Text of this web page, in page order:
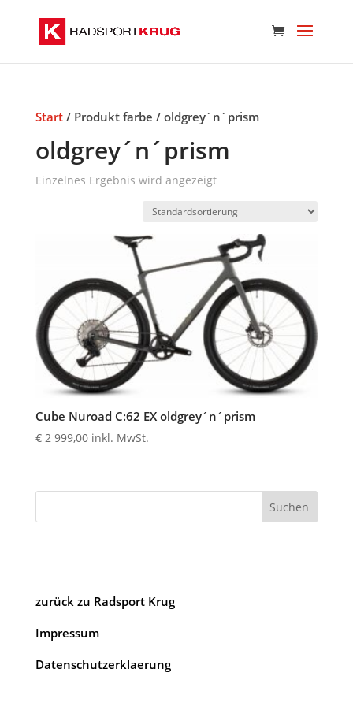
Start/ Produkt farbe / oldgrey´n´prism
oldgrey´n´prism
Einzelnes Ergebnis wird angezeigt
Cube Nuroad C:62 EX oldgrey´n´prism
€2 999,00 inkl. MwSt.
Suchen
zurück zu Radsport Krug
Impressum
Datenschutzerklaerung